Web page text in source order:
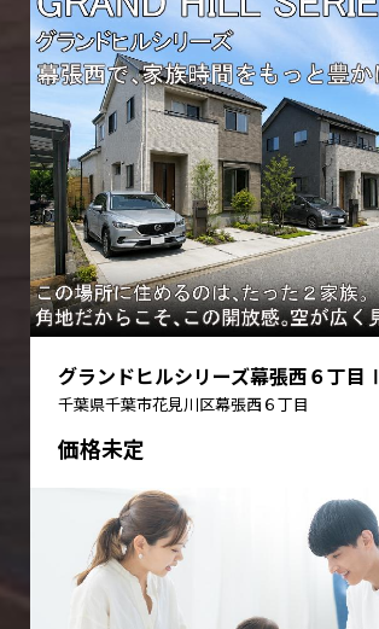
グランドヒルシリーズ幕張西６丁目Ⅰ
千葉県千葉市花見川区幕張西６丁目
価格未定